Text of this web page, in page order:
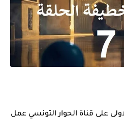
على قناة الحوار التونسي عمل